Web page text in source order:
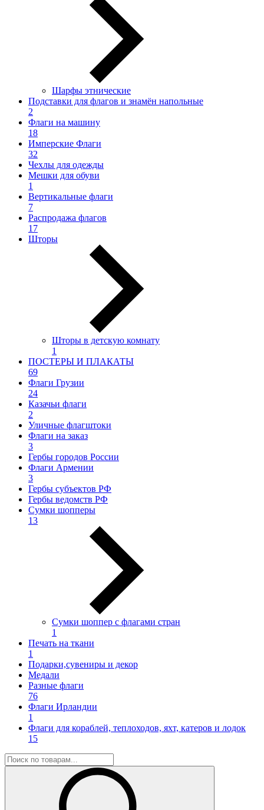
Шарфы этнические
Подставки для флагов и знамён напольные
2
Флаги на машину
18
Имперские Флаги
32
Чехлы для одежды
Мешки для обуви
1
Вертикальные флаги
7
Распродажа флагов
17
Шторы
Шторы в детскую комнату
1
ПОСТЕРЫ И ПЛАКАТЫ
69
Флаги Грузии
24
Казачьи флаги
2
Уличные флагштоки
Флаги на заказ
3
Гербы городов России
Флаги Армении
3
Гербы субъектов РФ
Гербы ведомств РФ
Сумки шопперы
13
Сумки шоппер с флагами стран
1
Печать на ткани
1
Подарки,сувениры и декор
Медали
Разные флаги
76
Флаги Ирландии
1
Флаги для кораблей, теплоходов, яхт, катеров и лодок
15